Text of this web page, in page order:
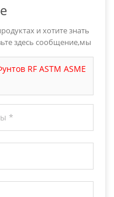
и хотите знать
здесь сообщение,мы
RF ASTM ASME